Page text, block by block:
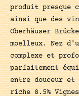
produit presque
ainsi que des
Oberhäuser
moelleux. Nez
complexe et
parfaitement
entre douceur
riche 8.5%